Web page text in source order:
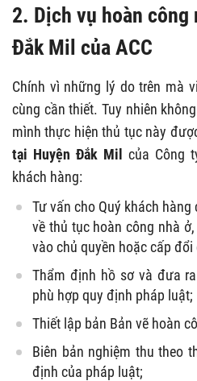
2. Dịch vụ hoàn công
Đắk Mil của ACC
Chính vì những lý do trên mà
cùng cần thiết. Tuy nhiên
mình thực hiện thủ tục này
tại Huyện Đắk Mil
của Công
khách hàng:
Tư vấn cho Quý khách
về thủ tục hoàn công nhà
vào chủ quyền hoặc cấp đổi
Thẩm định hồ sơ và đưa
phù hợp quy định pháp luật;
Thiết lập bản Bản vẽ hoàn
Biên bản nghiệm thu theo
định của pháp luật;